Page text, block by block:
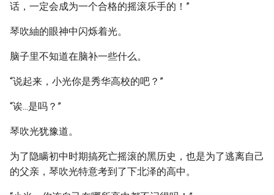
话，一定会成为一个合格的摇滚乐手的！”
琴吹紬的眼神中闪烁着光。
脑子里不知道在脑补一些什么。
“说起来，小光你是秀华高校的吧？”
“诶...是吗？”
琴吹光犹豫道。
为了隐瞒初中时期搞死亡摇滚的黑历史，也是为了逃离自己
的父亲，琴吹光特意考到了下北泽的高中。